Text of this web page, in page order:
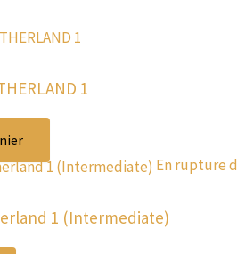
1
En rupture
1 (Intermediate)